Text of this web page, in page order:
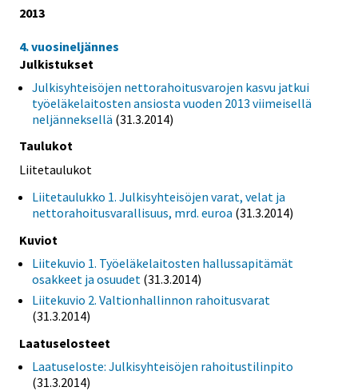
2013
4. vuosineljännes
Julkistukset
Julkisyhteisöjen nettorahoitusvarojen kasvu jatkui
työeläkelaitosten ansiosta vuoden 2013 viimeisellä
neljänneksellä (31.3.2014)
Taulukot
Liitetaulukot
Liitetaulukko 1. Julkisyhteisöjen varat, velat ja
nettorahoitusvarallisuus, mrd. euroa (31.3.2014)
Kuviot
Liitekuvio 1. Työeläkelaitosten hallussapitämät
osakkeet ja osuudet (31.3.2014)
Liitekuvio 2. Valtionhallinnon rahoitusvarat
(31.3.2014)
Laatuselosteet
Laatuseloste: Julkisyhteisöjen rahoitustilinpito
(31.3.2014)